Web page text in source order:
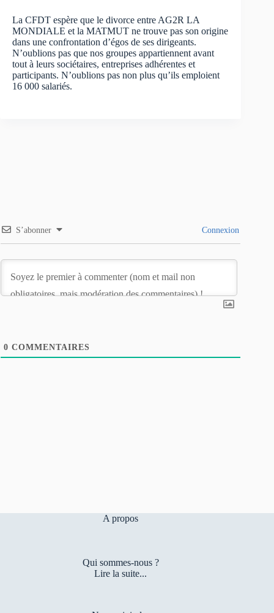
La CFDT espère que le divorce entre AG2R LA
MONDIALE et la MATMUT ne trouve pas son origine
dans une confrontation d’égos de ses dirigeants.
N’oublions pas que nos groupes appartiennent avant
tout à leurs sociétaires, entreprises adhérentes et
participants. N’oublions pas non plus qu’ils emploient
16 000 salariés.
S’abonner Connexion
0 COMMENTAIRES
A propos
Qui sommes-nous ?
Lire la suite...